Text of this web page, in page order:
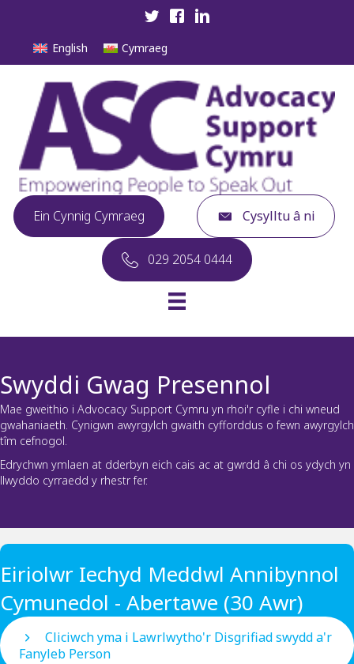
English Cymraeg
Ein Cynnig Cymraeg Cysylltu â ni
029 2054 0444
Swyddi Gwag Presennol
Mae gweithio i Advocacy Support Cymru yn rhoi'r cyfle i chi wneud
gwahaniaeth. Cynigwn awyrgylch gwaith cyfforddus o fewn awyrgylch
tîm cefnogol.
Edrychwn ymlaen at dderbyn eich cais ac at gwrdd â chi os ydych yn
llwyddo cyrraedd y rhestr fer.
Eiriolwr Iechyd Meddwl Annibynnol
Cymunedol - Abertawe (30 Awr)
Cliciwch yma i Lawrlwytho'r Disgrifiad swydd a'r
Fanyleb Person